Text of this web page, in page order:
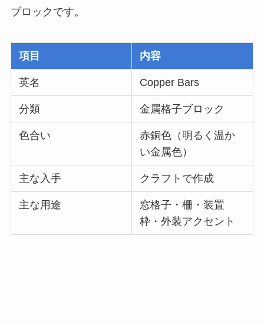
ブロックです。
項目 内容
英名 Copper Bars
分類 金属格子ブロック
色合い
赤銅色（明るく温か
い金属色）
主な入手 クラフトで作成
主な用途
窓格子・柵・装置
枠・外装アクセント